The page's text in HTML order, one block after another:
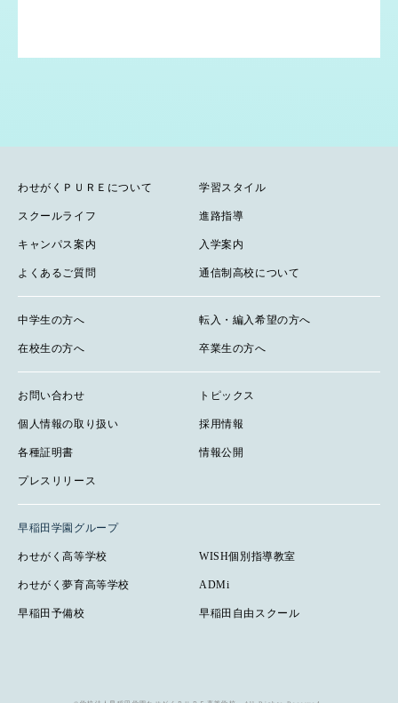
わせがくＰＵＲＥについて 学習スタイル
スクールライフ 進路指導
キャンパス案内 入学案内
よくあるご質問 通信制高校について
中学生の方へ 転入・編入希望の方へ
在校生の方へ 卒業生の方へ
お問い合わせ トピックス
個人情報の取り扱い 採用情報
各種証明書 情報公開
プレスリリース
早稲田学園グループ
わせがく高等学校 WISH個別指導教室
わせがく夢育高等学校 ADMi
早稲田予備校 早稲田自由スクール